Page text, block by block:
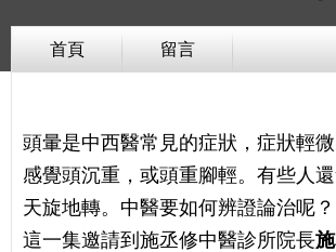
首頁 留言
頭暈是中西醫常見的症狀，症狀輕微
感覺頭沉重，或頭重腳輕。有些人還
天旋地轉。中醫要如何辨證論治呢？
這一集邀請到施丞修中醫診所院長